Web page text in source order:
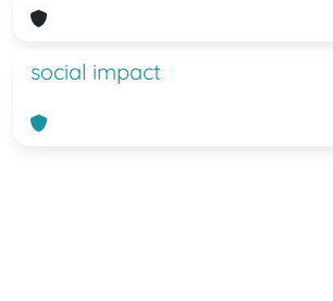
social impact